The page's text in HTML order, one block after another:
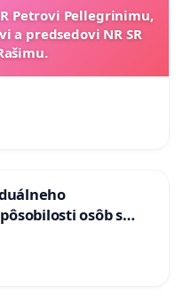
Petrovi Pellegrinimu,
a predsedovi NR SR
osôb s
do